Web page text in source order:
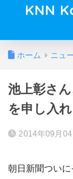
KNN
ホーム ニュ
池上彰さ
を申し入れ
2014年09月04
朝日新聞つい